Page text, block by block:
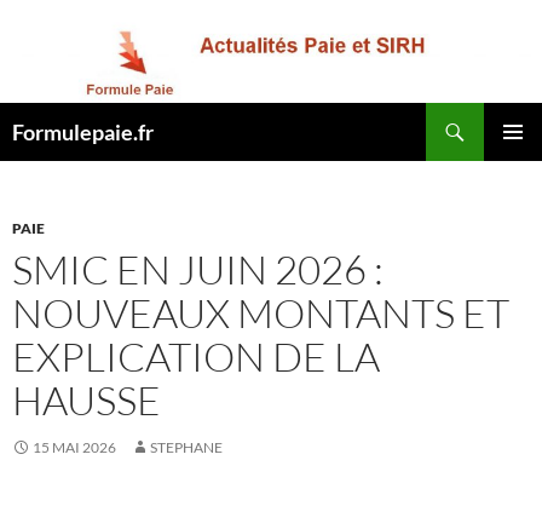
Formulepaie.fr
PAIE
SMIC EN JUIN 2026 :
NOUVEAUX MONTANTS ET
EXPLICATION DE LA
HAUSSE
15 MAI 2026 STEPHANE